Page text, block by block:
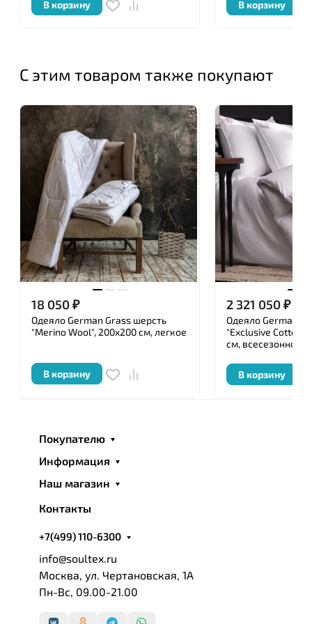
марками постельного белья.
В корзину В корзину
С этим товаром также покупают
18 050₽
Одеяло German Grass шерсть
"Merino Wool", 200x200 см, легкое
В корзину
2 321 050₽
Одеяло German
"Exclusive Cotton
см, всесезонное
В корзину
Покупателю
Информация
Наш магазин
Контакты
+7(499) 110-6300
info@soultex.ru
Москва, ул. Чертановская, 1А
Пн-Вс, 09.00-21.00